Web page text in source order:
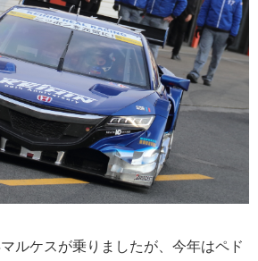
ルケスが乗りましたが、今年はペド